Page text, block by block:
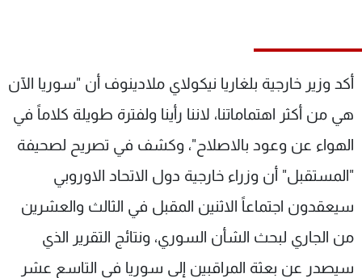
أكد وزير خارجية بلغاريا نيكولاي ملادينوف أن "سوريا الآن
هي من أكثر اهتماماتنا، لاننا رأينا ولفترة طويلة كلاماً في
الهواء عن وعود بالاصلاح"، وكشف في تصريح لصحيفة
"المستقبل" أن وزراء خارجية دول الاتحاد الاوروبي
سيعقدون اجتماعاً الاثنين المقبل في الثالث والعشرين
من الجاري لبحث الشأن السوري، ونتائج التقرير الذي
سيصدر عن بعثة المراقبين إلى سوريا في التاسع عشر
عن MTV
لاعلاناتكم
وظائف
تواصل معنا
شروط الإسـتخدام